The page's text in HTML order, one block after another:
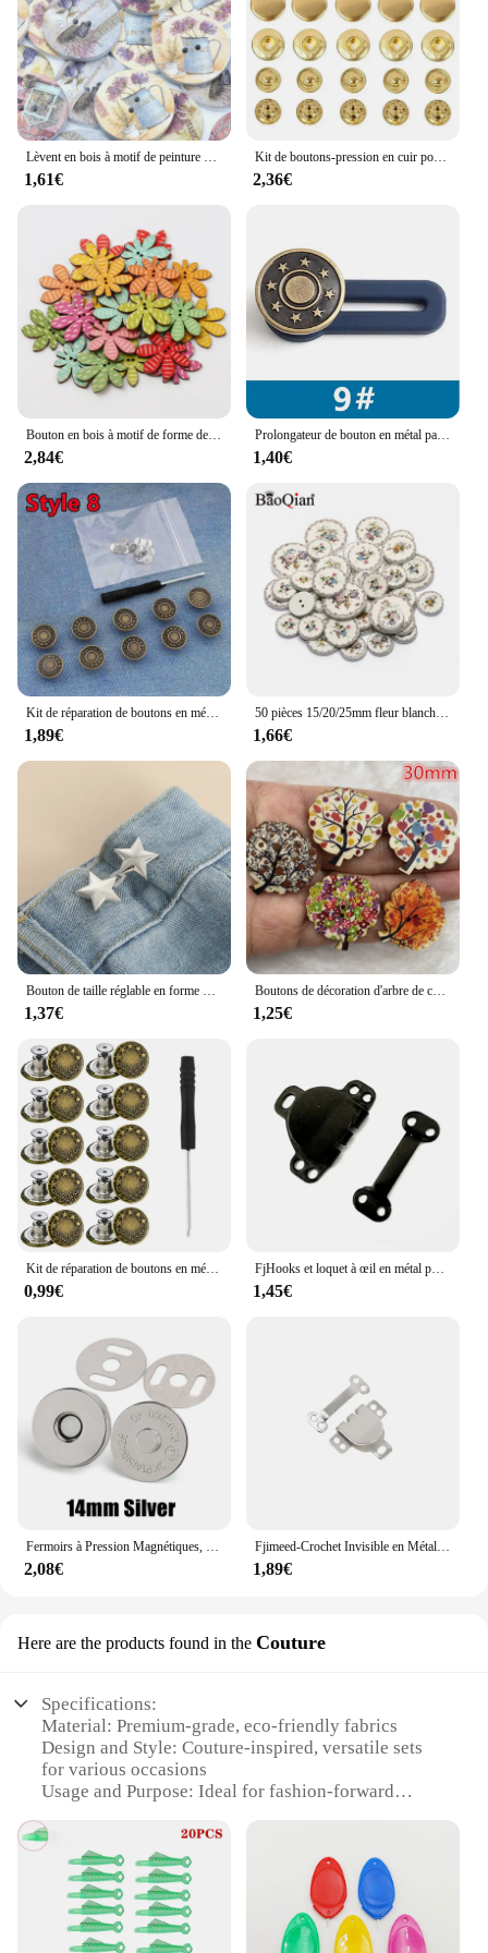
Lèvent en bois à motif de peinture à l'huile pour vêtements, fournitures d'artisanat décoratif, bricolage grossier, accessoires de couture, 20 pièces, 25mm
1,61€
Kit de boutons-pression en cuir pour vêtements de bricolage, boutons-pression en métal, 4 outils d'installation, 10mm, 12mm, 15mm, 50 ensembles
2,36€
Bouton en bois à motif de forme de cuir chevelu coloré mixte, 2 trous, bricolage, couture, vêtements, accessoires, artisanat fait main, 30x27mm, 20 pièces
2,84€
Prolongateur de bouton en métal parfait pour tout pantalon en jean, couture gratuite, rétractable, bouton de taille, boucles arc-en-ciel, kit en fibre, 5 pièces
1,40€
Kit de réparation de boutons en métal sans couture, remplacement de boutons en jean, sans clous, ensemble de boutons en jean perfect, accessoires de couture, 17mm, 10 pièces
1,89€
50 pièces 15/20/25mm fleur blanche peinte 2 trous bouton rond en bois pour vêtements décoration Scrapbooking bricolage accessoires de couture à domicile
1,66€
Bouton de taille réglable en forme d'étoile en métal pour jupe et pantalon, jean strucJeans, broche de serrage de taille, réglable, sans couture, 1 paire
1,37€
Boutons de décoration d'arbre de couleur verte 2 trous faits à la main lettres d'amour Scrapbook décoration de mariage accessoires de couture
1,25€
Kit de réparation de boutons en métal sans couture, remplacement de boutons en jean, accessoires de couture, sans clous, perfect Jean, 17mm, 10 pièces
0,99€
FjHooks et loquet à œil en métal pour vêtements, pantalons imbibés, bouton de crochet de jupe, couture de vêtement bricolage, accessoires d'artisanat, 10 ensembles
1,45€
2,08€
Fjimeed-Crochet Invisible en Métal pour Pantalon, Bouton et Jupe, Accessoire de Réglage et de Couture, DIY, 10/1 Pièces
1,89€
Here are the products found in the Couture
Specifications:
Material: Premium-grade, eco-friendly fabrics
Design and Style: Couture-inspired, versatile sets
for various occasions
Usage and Purpose: Ideal for fashion-forward
Type and Category: High-end, wholesale-ready
MATERIEL sets
Performance and Property: Durable, wrinkle-
resistant, and easy-to-clean
Parts and Accessories: Comprehensive set
inclusions for a complete look